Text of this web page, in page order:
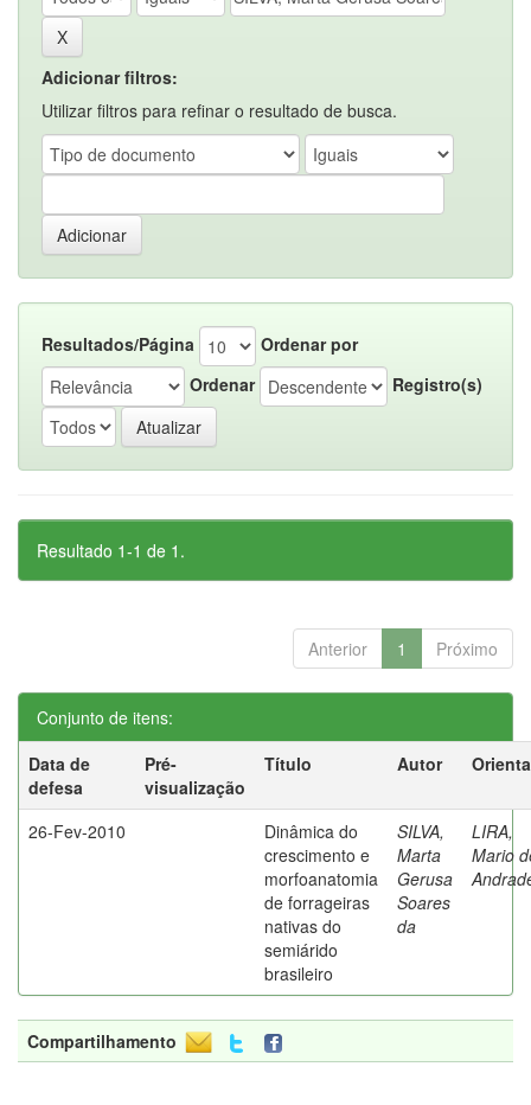
Adicionar filtros:
Utilizar filtros para refinar o resultado de busca.
Resultados/Página
Ordenar por
Ordenar
Registro(s)
Resultado 1-1 de 1.
Anterior 1 Próximo
Conjunto de itens:
Data de
defesa
Pré-
visualização
Título Autor
26-Fev-2010
Dinâmica do
crescimento e
morfoanatomia
de forrageiras
nativas do
semiárido
brasileiro
SILVA,
Marta
Gerusa
Soares
da
LIRA,
Mario
Compartilhamento